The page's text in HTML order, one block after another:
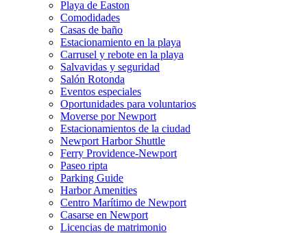
Playa de Easton
Comodidades
Casas de baño
Estacionamiento en la playa
Carrusel y rebote en la playa
Salvavidas y seguridad
Salón Rotonda
Eventos especiales
Oportunidades para voluntarios
Moverse por Newport
Estacionamientos de la ciudad
Newport Harbor Shuttle
Ferry Providence-Newport
Paseo ripta
Parking Guide
Harbor Amenities
Centro Marítimo de Newport
Casarse en Newport
Licencias de matrimonio